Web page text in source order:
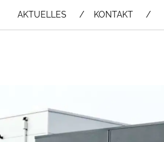
AKTUELLES KONTAKT